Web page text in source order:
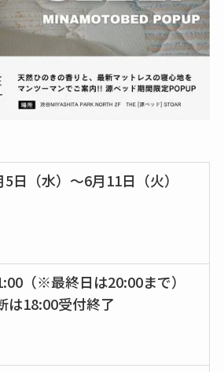
日（水）〜6月11日（火）
（※最終日は20:00まで）
は18:00受付終了